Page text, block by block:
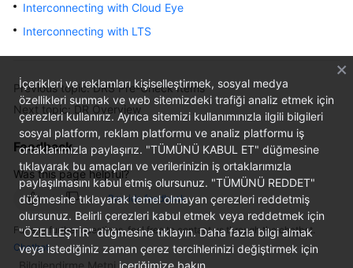
Best
Practices
White
Paper
API
Reference
SDK
Reference
FAQs
Interconnecting with Cloud Eye
Interconnecting with LTS
Previous topic: DRS Pre-Check Items
Next topic: DR Overview
Feedback
Was this page helpful?
Provide feedback
For any further questions, feel free to contact us through the chatbot.
Chatbot
İçerikleri ve reklamları kişiselleştirmek, sosyal medya
özellikleri sunmak ve web sitemizdeki trafiği analiz etmek için
çerezleri kullanırız. Ayrıca sitemizi kullanımınızla ilgili bilgileri
sosyal platform, reklam platformu ve analiz platformu iş
ortaklarımızla paylaşırız. "TÜMÜNÜ KABUL ET" düğmesine
tıklayarak bu amaçları ve verilerinizin iş ortaklarımızla
paylaşılmasını kabul etmiş olursunuz. "TÜMÜNÜ REDDET"
düğmesine tıklayarak temel olmayan çerezleri reddetmiş
olursunuz. Belirli çerezleri kabul etmek veya reddetmek için
"ÖZELLEŞTİR" düğmesine tıklayın. Daha fazla bilgi almak
veya istediğiniz zaman çerez tercihlerinizi değiştirmek için
Bilgilendirme Metni içeriğimize bakın.